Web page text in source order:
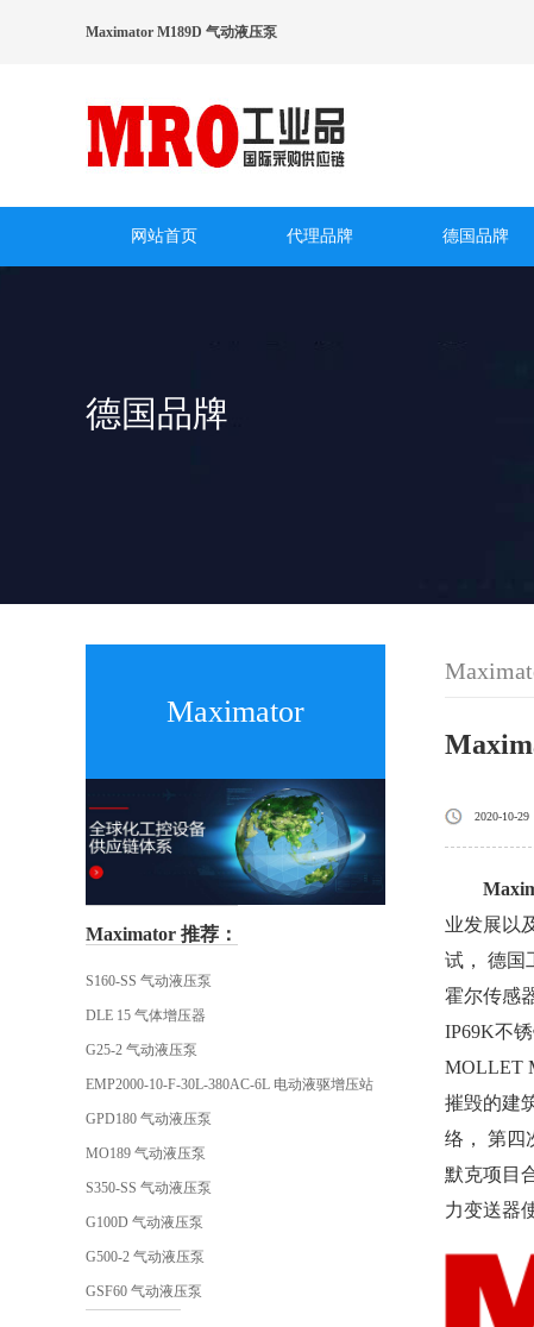
Maximator M189D 气动液压泵
网站首页 代理品牌 德国品牌
德国品牌
Maximator
Maximator 推荐：
S160-SS 气动液压泵
DLE 15 气体增压器
G25-2 气动液压泵
EMP2000-10-F-30L-380AC-6L 电动液驱增压站
GPD180 气动液压泵
MO189 气动液压泵
S350-SS 气动液压泵
G100D 气动液压泵
G500-2 气动液压泵
GSF60 气动液压泵
2020-10-29
业发展以
试， 德国
霍尔传感
IP69K不
MOLLET
摧毁的建
络， 第四
默克项目
力变送器